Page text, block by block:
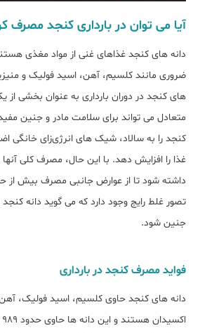
آیا می توان در بارداری کنجد مصرف
دانه های کنجد غذاهای غنی از مواد مغذی
ضروری مانند کلسیم، آهن، اسید فولیک و
های کنجد در دوران بارداری به عنوان بخشی از
متعادل می تواند برای سلامت مادر و جنین
کنجد را به سالاد، شیک های انرژی‌زای خانگی
غذا را افزایش دهد. با این حال، مصرف کلی آنها
داشته شود تا از عوارض جانبی مصرف بیش
تصور غلط رایج وجود دارد که می گوید دانه
جنین شود.
فواید مصرف کنجد در بارداری
دانه های کنجد حاوی کلسیم، اسید فولیک،